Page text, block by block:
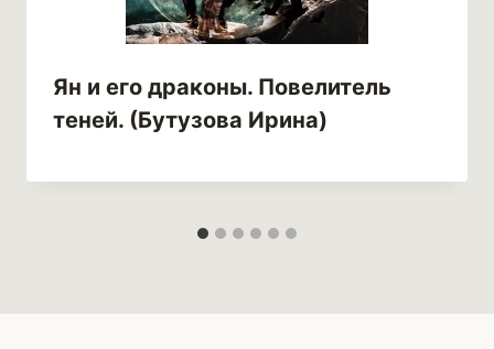
Ян и его драконы. Повелитель
теней. (Бутузова Ирина)